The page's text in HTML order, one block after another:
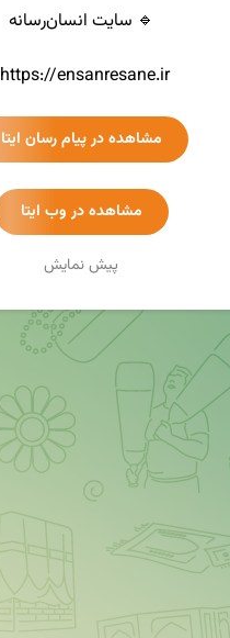
🔹️ سایت انسان‌رسانه
https://ensanresane.ir/
مشاهده در پیام رسان ایتا
مشاهده در وب ایتا
پیش نمایش